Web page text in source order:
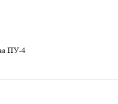
ПУ-4